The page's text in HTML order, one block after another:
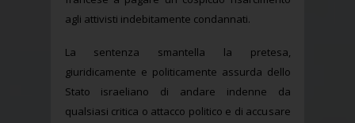
agli attivisti indebitamente condannati.
La sentenza smantella la pretesa,
giuridicamente e politicamente assurda dello
Stato israeliano di andare indenne da
qualsiasi critica o attacco politico e di accusare